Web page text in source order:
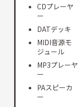
CDプレーヤ
ー
DATデッキ
MIDI音源モ
ジュール
MP3プレーヤ
ー
PAスピーカ
ー